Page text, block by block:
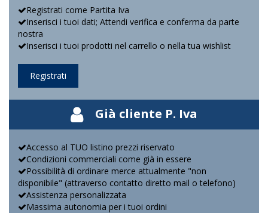
Registrati come Partita Iva
Inserisci i tuoi dati; Attendi verifica e conferma da parte
nostra
Inserisci i tuoi prodotti nel carrello o nella tua wishlist
Registrati
Già cliente P. Iva
Accesso al TUO listino prezzi riservato
Condizioni commerciali come già in essere
Possibilità di ordinare merce attualmente "non
disponibile" (attraverso contatto diretto mail o telefono)
Assistenza personalizzata
Massima autonomia per i tuoi ordini